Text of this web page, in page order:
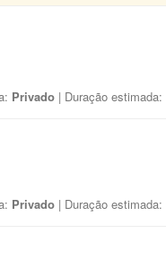
Privado | Duração estimada:
Privado | Duração estimada: